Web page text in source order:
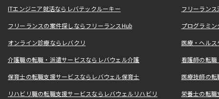
ITエンジニア就活ならレバテックルーキー フリーラン
フリーランスの案件探しならフリーランスHub プログラミ
オンライン診療ならレバクリ 医療・ヘル
介護職の転職・派遣サービスならレバウェル介護 看護師の転
保育士の転職支援サービスならレバウェル保育士 医療技師の
リハビリ職の転職支援サービスならレバウェルリハビリ 栄養士の転